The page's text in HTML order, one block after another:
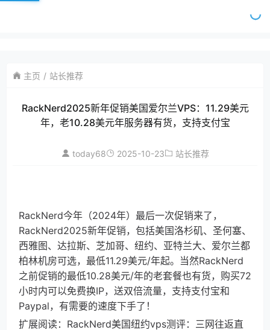
主页 站长推荐
RackNerd2025新年促销美国爱尔兰VPS：11.29美元
年，老10.28美元年服务器有货，支持支付宝
today68 2025-10-23 站长推荐
RackNerd今年（2024年）最后一次促销来了，
RackNerd2025新年促销，包括美国洛杉矶、圣何塞、
西雅图、达拉斯、芝加哥、纽约、亚特兰大、爱尔兰都
柏林机房可选，最低11.29美元/年起。当然RackNerd
之前促销的最低10.28美元/年的老套餐也有货，购买72
小时内可以免费换IP，送双倍流量，支持支付宝和
Paypal，有需要的速度下手了！
扩展阅读：RackNerd美国纽约vps测评：三网往返直